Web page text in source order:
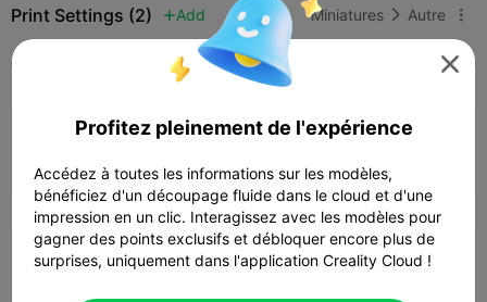
Print Settings (2)  Add Miniatures  Autre 
K2 Plus K2 Pro
0.2mm layer, 2 walls, 8% infill
 04h 17m 1 plates  38.11g
0.2mm layer, 2 walls, 15% infill

Profitez pleinement de l'expérience
Accédez à toutes les informations sur les modèles,
bénéficiez d'un découpage fluide dans le cloud et d'une
impression en un clic. Interagissez avec les modèles pour
gagner des points exclusifs et débloquer encore plus de
surprises, uniquement dans l'application Creality Cloud !